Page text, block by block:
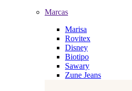
Marcas
Marisa
Rovitex
Disney
Biotipo
Sawary
Zune Jeans